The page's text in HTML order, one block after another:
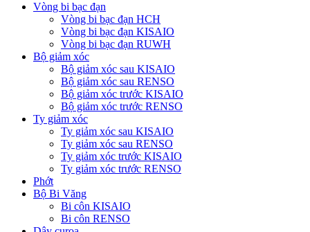
Vòng bi bạc đạn
Vòng bi bạc đạn HCH
Vòng bi bạc đạn KISAIO
Vòng bi bạc đạn RUWH
Bộ giảm xóc
Bộ giảm xóc sau KISAIO
Bộ giảm xóc sau RENSO
Bộ giảm xóc trước KISAIO
Bộ giảm xóc trước RENSO
Ty giảm xóc
Ty giảm xóc sau KISAIO
Ty giảm xóc sau RENSO
Ty giảm xóc trước KISAIO
Ty giảm xóc trước RENSO
Phớt
Bộ Bi Văng
Bi côn KISAIO
Bi côn RENSO